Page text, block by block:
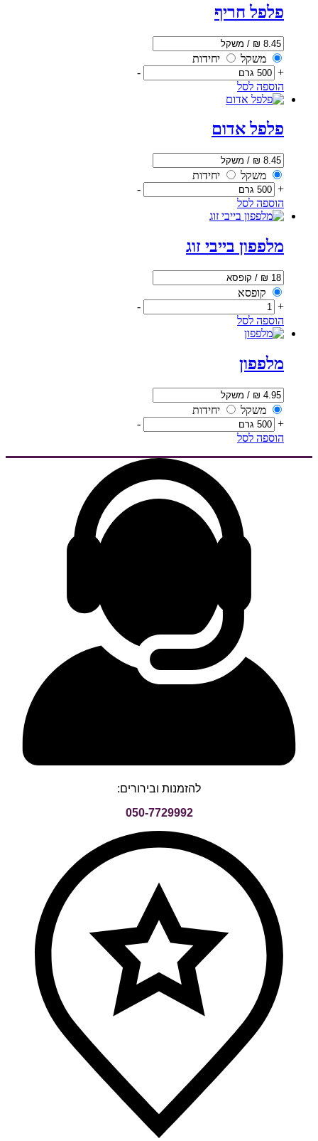
פלפל חריף
משקל
יחידות
+
-
הוספה לסל
פלפל אדום
משקל
יחידות
+
-
הוספה לסל
מלפפון בייבי זוג
קופסא
+
-
הוספה לסל
מלפפון
משקל
יחידות
+
-
הוספה לסל
להזמנות ובירורים:
050-7729992